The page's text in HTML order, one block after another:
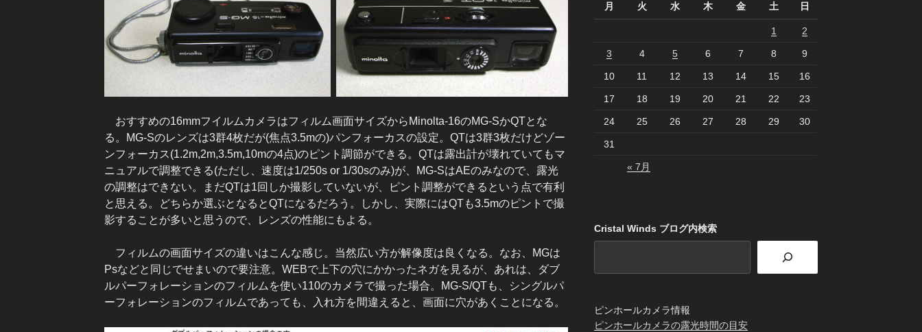
おすすめの16mmフイルムカメラはフィルム画面サイズからMinolta-16のMG-SかQTとな
る。MG-Sのレンズは3群4枚だが(焦点3.5mの)パンフォーカスの設定。QTは3群3枚だけどゾー
ンフォーカス(1.2m,2m,3.5m,10mの4点)のピント調節ができる。QTは露出計が壊れていてもマ
ニュアルで調整できる(ただし、速度は1/250s or 1/30sのみ)が、MG-SはAEのみなので、露光
の調整はできない。まだQTは1回しか撮影していないが、ピント調整ができるという点で有利
と思える。どちらか選ぶとなるとQTになるだろう。しかし、実際にはQTも3.5mのピントで撮
影することが多いと思うので、レンズの性能にもよる。
フィルムの画面サイズの違いはこんな感じ。当然広い方が解像度は良くなる。なお、MGは
Psなどと同じでせまいので要注意。WEBで上下の穴にかかったネガを見るが、あれは、ダブ
ルパーフォレーションのフィルムを使い110のカメラで撮った場合。MG-S/QTも、シングルパ
ーフォレーションのフィルムであっても、入れ方を間違えると、画面に穴があくことになる。
月
火 水 木 金 土 日
1 2
3 4 5 6 7 8 9
10 11 12 13 14 15 16
17 18 19 20 21 22 23
24 25 26 27 28 29 30
31
« 7月
Cristal Winds ブログ内検索
ピンホールカメラ情報
ピンホールカメラの露光時間の目安